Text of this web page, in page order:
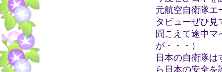
元航空自衛隊エ
タビューぜひ見
聞こえて途中マ
が・・・）
日本の自衛隊
ら日本の安全